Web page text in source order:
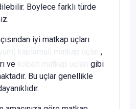
Böylece farklı türde
iyi matkap uçları
,
ve
gibi
Bu uçlar genellikle